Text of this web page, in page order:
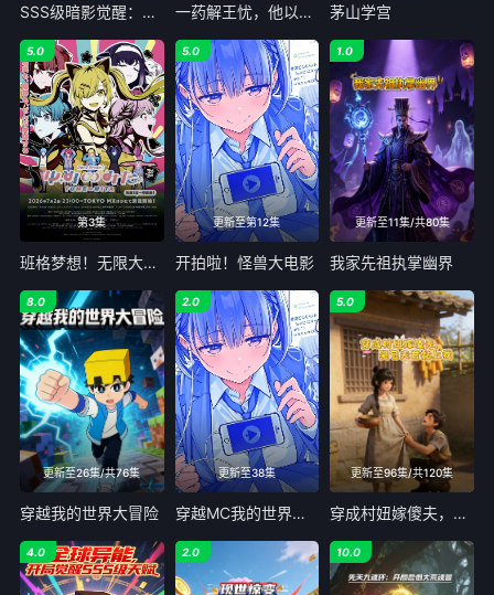
SSS级暗影觉醒：超能学院 一药解王忧，他以江山聘 茅山学宫
第3集
5.0
班格梦想！无限大缪型
更新至第12集
5.0
开拍啦！怪兽大电影
更新至11集/共80集
1.0
我家先祖执掌幽界
更新至26集/共76集
8.0
穿越我的世界大冒险
更新至38集
2.0
穿越MC我的世界：从零开始当大佬
更新至96集/共120集
5.0
穿成村妞嫁傻夫，哭包夫君黏上我
4.0 2.0 10.0